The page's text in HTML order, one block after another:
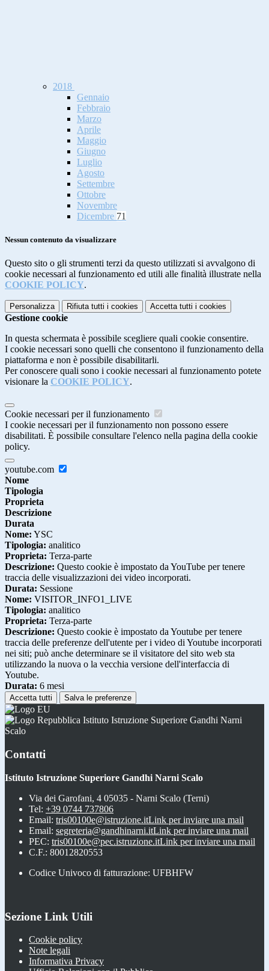
2018
Gennaio
Febbraio
Marzo
Aprile
Maggio
Giugno
Luglio
Agosto
Settembre
Ottobre
Novembre
Dicembre 71
Nessun contenuto da visualizzare
Questo sito o gli strumenti terzi da questo utilizzati si avvalgono di
cookie necessari al funzionamento ed utili alle finalità illustrate nella
COOKIE POLICY.
Personalizza Rifiuta tutti i cookies Accetta tutti i cookies
Gestione cookie
In questa schermata è possibile scegliere quali cookie consentire.
I cookie necessari sono quelli che consentono il funzionamento della
piattaforma e non è possibile disabilitarli.
Per conoscere quali sono i cookie necessari al funzionamento potete
visionare la COOKIE POLICY.
Cookie necessari per il funzionamento
I cookie necessari per il funzionamento non possono essere
disabilitati. È possibile consultare l'elenco nella pagina della cookie
policy.
youtube.com
Nome
Tipologia
Proprieta
Descrizione
Durata
Nome: YSC
Tipologia: analitico
Proprieta: Terza-parte
Descrizione: Questo cookie è impostato da YouTube per tenere
traccia delle visualizzazioni dei video incorporati.
Durata: Sessione
Nome: VISITOR_INFO1_LIVE
Tipologia: analitico
Proprieta: Terza-parte
Descrizione: Questo cookie è impostato da Youtube per tenere
traccia delle preferenze dell'utente per i video di Youtube incorporati
nei siti; può anche determinare se il visitatore del sito web sta
utilizzando la nuova o la vecchia versione dell'interfaccia di
Youtube.
Durata: 6 mesi
Accetta tutti Salva le preferenze
Istituto Istruzione Superiore Gandhi Narni
Scalo
Contatti
Istituto Istruzione Superiore Gandhi Narni Scalo
Via dei Garofani, 4 05035 - Narni Scalo (Terni)
Tel: +39 0744 737806
Email: tris00100e@istruzione.itLink per inviare una mail
Email: segreteria@gandhinarni.itLink per inviare una mail
PEC: tris00100e@pec.istruzione.itLink per inviare una mail
C.F.: 80012820553
Codice Univoco di fatturazione: UFBHFW
Sezione Link Utili
Cookie policy
Note legali
Informativa Privacy